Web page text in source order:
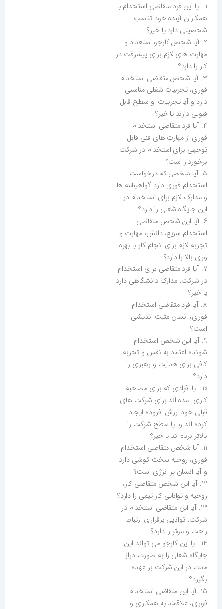
1. آیا این فرد متقاضی استخدام با
همکاران آینده خود تناسب
شخصیتی دارد یا خیر؟
2. آیا شخص کارجو استعداد و
مهارت های لازم برای پیشرفت در
کار را دارد؟
3. آیا شخص متقاضی استخدام
فوری، تجربیات شغلی مناسبی
دارد و آیا تجربیات او سطح قابل
قبولی دارند یا خیر؟
4. آیا فرد متقاضی استخدام
فوری از مهارت های فنی قابل
توجهی برای استخدام در شرکت
برخوردار است؟
5. آیا شخصی که درخواست
استخدام فوری دارد گواهینامه ها
و مدارک لازم برای استخدام در
این جایگاه شغلی را دارد؟
6. آیا این شخص متقاضی
استخدام سریع، دانش، مهارت و
تجربه لازم برای انجام کار با بهره
وری بالا را دارد؟
7. آیا فرد متقاضی برای استخدام
در شرکت، مدارک دانشگاهی دارد
یا خیر؟
8. آیا فرد متقاضی استخدام
فوری، انسان مثبت اندیشی
است؟
9. آیا این شخص استخدام
شونده اعتماد به نفس و تحربه
کافی برای هدایت و رهبری را
دارد؟
10. آیا افرادی که برای مصاحبه
کاری آمده اند برای شرکت های
قبلی خود ارزش افزوده ایجاد
کرده اند و آیا سطح شرکت را
بالاتر برده اند یا خیر؟
11. آیا شخص متقاضی استخدام
فوری، روحیه سخت کوشی دارد
و آیا انسان پر انرژی است؟
12. آیا این شخص متقاضی کار،
روحیه و توانایی کار تیمی را دارد؟
13. آیا این متقاضی استخدام در
شرکت، توانایی برقراری ارتباط
راحت و موثر را دارد؟
14. آیا این کارجو می تواند این
جایگاه شغلی را به صورت دراز
مدت در این شرکت بر عهده
بگیرد؟
15. آیا این متقاضی استخدام
فوری، علاقمند به همکاری و